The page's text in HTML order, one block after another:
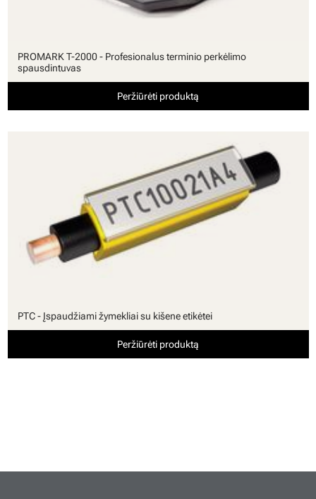
PROMARK T-2000 - Profesionalus terminio perkėlimo
spausdintuvas
Peržiūrėti produktą
PTC - Įspaudžiami žymekliai su kišene etikėtei
Peržiūrėti produktą